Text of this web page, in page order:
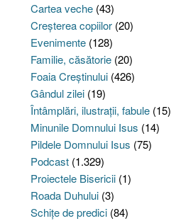
Cartea veche(43)
Creşterea copiilor(20)
Evenimente(128)
Familie, căsătorie(20)
Foaia Creştinului(426)
Gândul zilei(19)
Întâmplări, ilustraţii, fabule(15)
Minunile Domnului Isus (14)
Pildele Domnului Isus (75)
Podcast(1.329)
Proiectele Bisericii(1)
Roada Duhului(3)
Schiţe de predici(84)